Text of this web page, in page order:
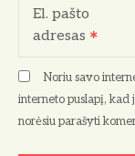
El. pašto
adresas
Noriu savo
interneto puslapį, kad
norėsiu parašyti